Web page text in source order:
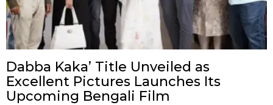
Dabba Kaka’ Title Unveiled as
Excellent Pictures Launches Its
Upcoming Bengali Film